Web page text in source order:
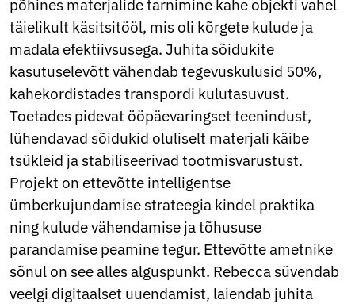
Ukrainian
Urdu
Uzbek
Vietnamese
Welsh
Xhosa
Yiddish
Yoruba
Zulu
Kinyarwanda
Tatar
Oriya
Turkmen
Uyghur
põhines materjalide tarnimine kahe objekti vahel
täielikult käsitsitööl, mis oli kõrgete kulude ja
madala efektiivsusega. Juhita sõidukite
kasutuselevõtt vähendab tegevuskulusid 50%,
kahekordistades transpordi kulutasuvust.
Toetades pidevat ööpäevaringset teenindust,
lühendavad sõidukid oluliselt materjali käibe
tsükleid ja stabiliseerivad tootmisvarustust.
Projekt on ettevõtte intelligentse
ümberkujundamise strateegia kindel praktika
ning kulude vähendamise ja tõhususe
parandamise peamine tegur. Ettevõtte ametnike
sõnul on see alles alguspunkt. Rebecca süvendab
veelgi digitaalset uuendamist, laiendab juhita